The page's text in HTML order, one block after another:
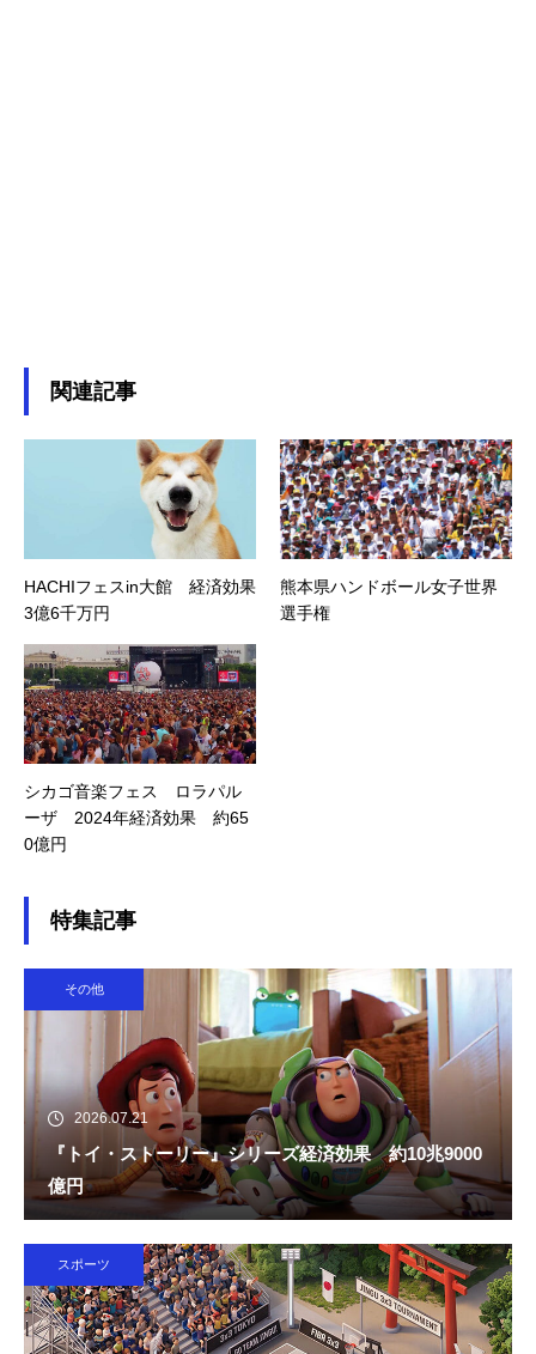
関連記事
HACHIフェスin大館 経済効果
3億6千万円
熊本県ハンドボール女子世界
選手権
シカゴ音楽フェス ロラパル
ーザ 2024年経済効果 約65
0億円
特集記事
その他
2026.07.21
『トイ・ストーリー』シリーズ経済効果 約10兆9000
億円
スポーツ